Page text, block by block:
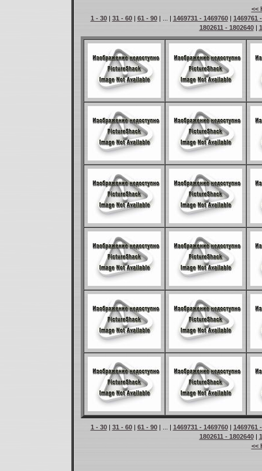
<<
1 - 30| 31 - 60| 61 - 90| ... | 1469731 - 1469760| 1469761
1802611 - 1802640|
1 - 30| 31 - 60| 61 - 90| ... | 1469731 - 1469760| 1469761
1802611 - 1802640|
<<